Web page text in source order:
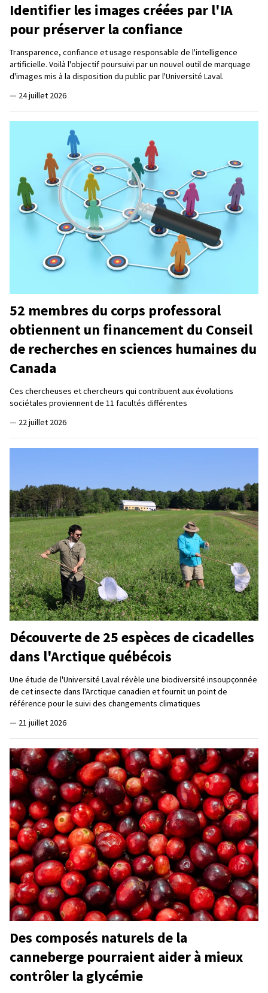
Identifier les images créées par l'IA
pour préserver la confiance
Transparence, confiance et usage responsable de l'intelligence
artificielle. Voilà l'objectif poursuivi par un nouvel outil de marquage
d'images mis à la disposition du public par l'Université Laval.
— 24 juillet 2026
52 membres du corps professoral
obtiennent un financement du Conseil
de recherches en sciences humaines du
Canada
Ces chercheuses et chercheurs qui contribuent aux évolutions
sociétales proviennent de 11 facultés différentes
— 22 juillet 2026
Découverte de 25 espèces de cicadelles
dans l'Arctique québécois
Une étude de l'Université Laval révèle une biodiversité insoupçonnée
de cet insecte dans l'Arctique canadien et fournit un point de
référence pour le suivi des changements climatiques
— 21 juillet 2026
Des composés naturels de la
canneberge pourraient aider à mieux
contrôler la glycémie